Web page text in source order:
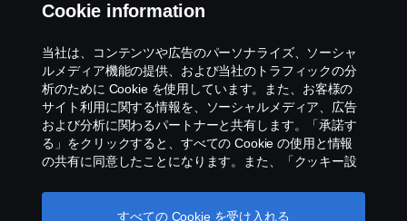
ブ
で
き
ま
す
。
ブ
で
き
ま
す
。
き
ま
す
。
す
。
募集職種
勤務地
お問い合わせ
Scaniaについて
法的通知
Cookie information
当社は、コンテンツや広告のパーソナライズ、ソーシャ
ルメディア機能の提供、および当社のトラフィックの分
析のために Cookie を使用しています。また、お客様の
サイト利用に関する情報を、ソーシャルメディア、広告
および分析に関わるパートナーと共有します。「承諾す
る」をクリックすると、すべての Cookie の使用と情報
の共有に同意したことになります。また、「クッキー設
とで、Cookieを管理することができます。Cookie の使用
方法の詳細については、このテキストの下にあるリンク
すべての Cookie を受け入れる